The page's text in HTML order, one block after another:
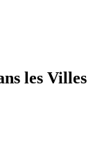
les Villes